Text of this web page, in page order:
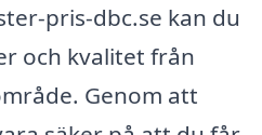
pris-dbc.se kan du
och kvalitet från
Genom att